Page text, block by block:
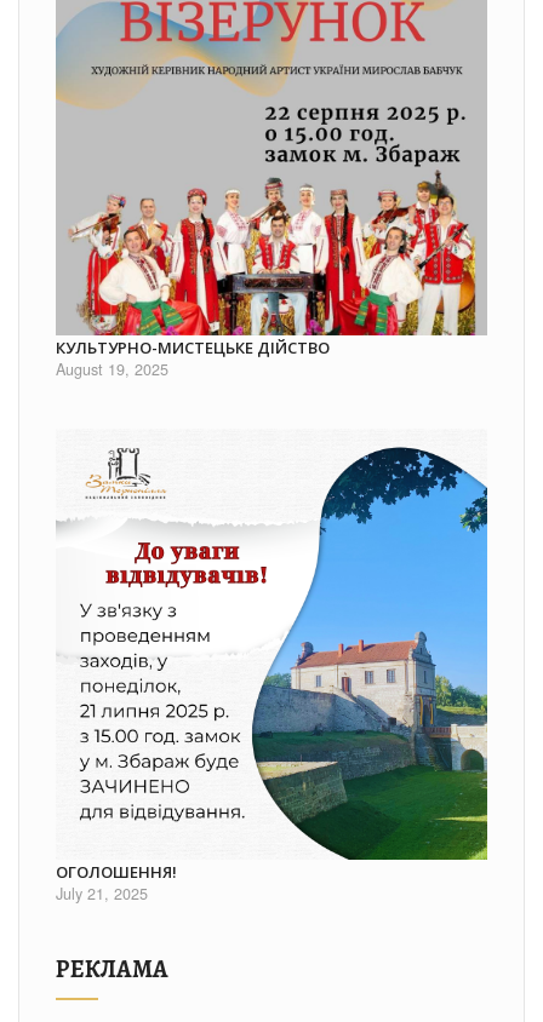
КУЛЬТУРНО-МИСТЕЦЬКЕ ДІЙСТВО
August 19, 2025
ОГОЛОШЕННЯ!
July 21, 2025
РЕКЛАМА